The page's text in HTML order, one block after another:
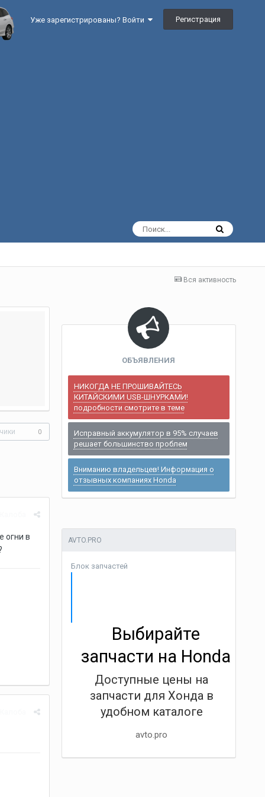
Уже зарегистрированы? Войти Регистрация
Вся активность
0
огни в
ОБЪЯВЛЕНИЯ
НИКОГДА НЕ ПРОШИВАЙТЕСЬ
КИТАЙСКИМИ USB-ШНУРКАМИ!
подробности смотрите в теме
Исправный аккумулятор в 95% случаев
решает большинство проблем
Вниманию владельцев! Информация о
отзывных компаниях Honda
AVTO.PRO
Блок запчастей
Выбирайте
запчасти на Honda
Доступные цены на
запчасти для Хонда в
удобном каталоге
avto.pro